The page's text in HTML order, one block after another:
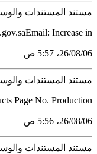
مستند المستندات
Increase in...
06‏/08‏/26، 5:57 ص
مستند المستندات
Page No. Production...
06‏/08‏/26، 5:56 ص
مستند المستندات